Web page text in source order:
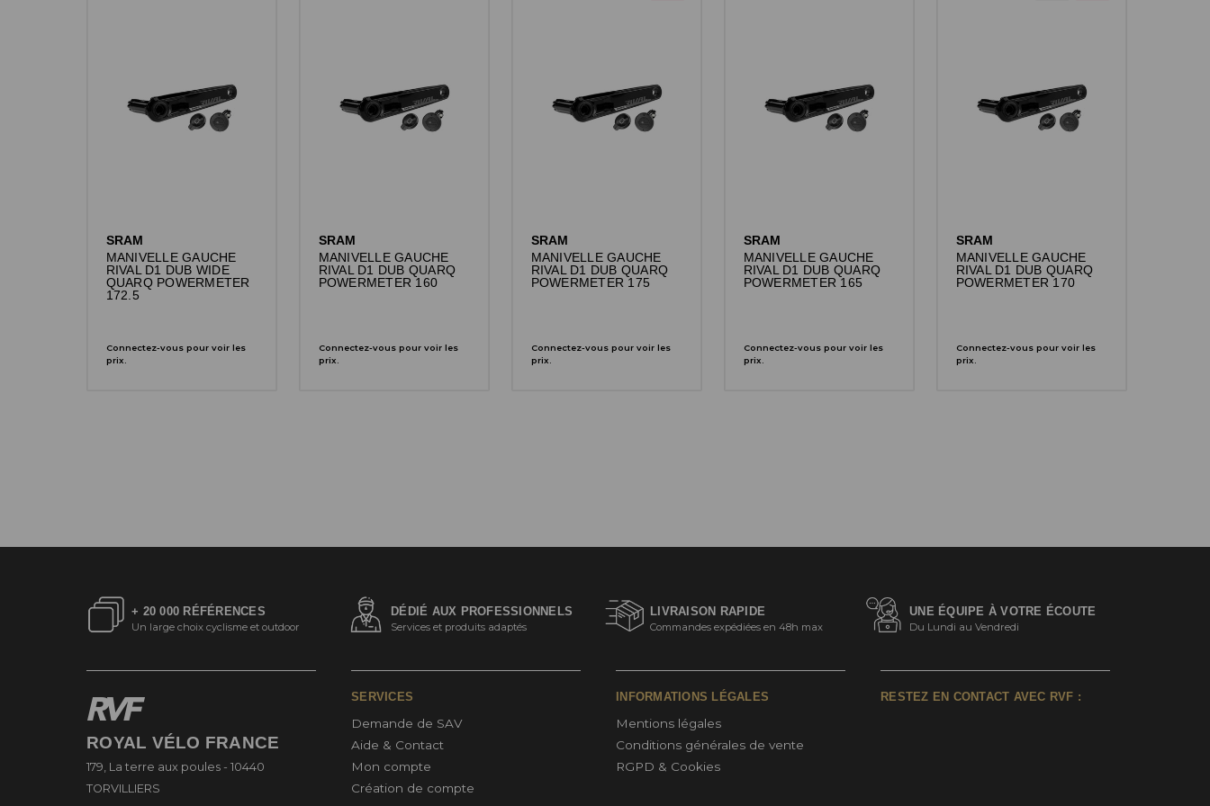
SRAM
MANIVELLE GAUCHE
RIVAL D1 DUB WIDE
QUARQ POWERMETER
172.5
Connectez-vous pour voir les
prix.
SRAM
MANIVELLE GAUCHE
RIVAL D1 DUB QUARQ
POWERMETER 160
Connectez-vous pour voir les
prix.
SRAM
MANIVELLE GAUCHE
RIVAL D1 DUB QUARQ
POWERMETER 175
Connectez-vous pour voir les
prix.
SRAM
MANIVELLE GAUCHE
RIVAL D1 DUB QUARQ
POWERMETER 165
Connectez-vous pour voir les
prix.
SRAM
MANIVELLE GAUCHE
RIVAL D1 DUB QUARQ
POWERMETER 170
Connectez-vous pour voir les
prix.
+ 20 000 RÉFÉRENCES
Un large choix cyclisme et outdoor
DÉDIÉ AUX PROFESSIONNELS
Services et produits adaptés
LIVRAISON RAPIDE
Commandes expédiées en 48h max
UNE ÉQUIPE À VOTRE ÉCOUTE
Du Lundi au Vendredi
ROYAL VÉLO FRANCE
179, La terre aux poules - 10440
TORVILLIERS
SERVICES
Demande de SAV
Aide & Contact
Mon compte
Création de compte
INFORMATIONS LÉGALES
Mentions légales
Conditions générales de vente
RGPD & Cookies
RESTEZ EN CONTACT AVEC RVF :